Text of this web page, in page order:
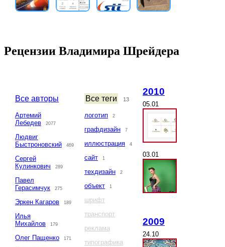
Рецензии Владимира Шрейдера
Все авторы
Артемий
Лебедев
2077
Людвиг
Быстроновский
469
Сергей
Кулинкович
289
Павел
Герасимчук
275
Эркен Кагаров 189
Илья
Михайлов
179
Олег Пащенко 171
Все теги 13
логотип 2
графдизайн 7
иллюстрация 4
сайт 1
техдизайн 2
объект 1
шрифт
транспорт
реклама
типографика
2010
05.01
03.01
2009
24.10